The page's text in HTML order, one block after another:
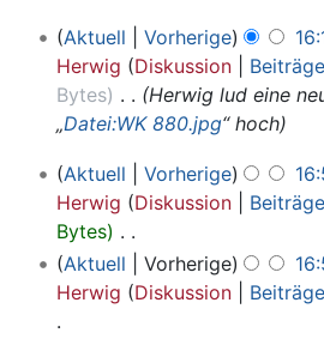
e
i
n
e
e
a
r
b
e
i
2015
Aktuell Vorherige
Herwig
Diskussion Beiträge
Bytes
Herwig lud eine
„Datei:WK 880.jpg“ hoch
Februar
2015
Aktuell Vorherige
Herwig
Diskussion Beiträge
Bytes
K
e
Aktuell Vorherige
Herwig
Diskussion Beiträge